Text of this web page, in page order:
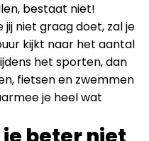
bestaat niet!
niet graag doet, zal je
kijkt naar het aantal
het sporten, dan
fietsen en zwemmen
je heel wat